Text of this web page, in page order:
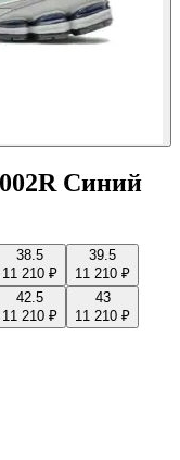
Синий
38.5
11 210 ₽
39.5
11 210 ₽
42.5
11 210 ₽
43
11 210 ₽